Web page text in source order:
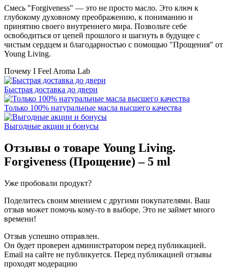
Смесь "Forgiveness" — это не просто масло. Это ключ к
глубокому духовному преображению, к пониманию и
принятию своего внутреннего мира. Позвольте себе
освободиться от цепей прошлого и шагнуть в будущее с
чистым сердцем и благодарностью с помощью "Прощения" от
Young Living.
Почему I Feel Aroma Lab
Быстрая доставка до двери
Только 100% натуральные масла высшего качества
Выгодные акции и бонусы
Отзывы о товаре Young Living.
Forgiveness (Прощение) – 5 ml
Уже пробовали продукт?
Поделитесь своим мнением с другими покупателями. Ваш
отзыв может помочь кому-то в выборе. Это не займет много
времени!
Отзыв успешно отправлен.
Он будет проверен администратором перед публикацией.
Email на сайте не публикуется. Перед публикацией отзывы
проходят модерацию